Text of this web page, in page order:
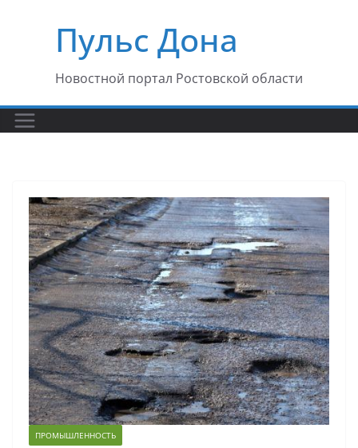
содержимомуПульс Дона
Новостной портал Ростовской области
ПРОМЫШЛЕННОСТЬ